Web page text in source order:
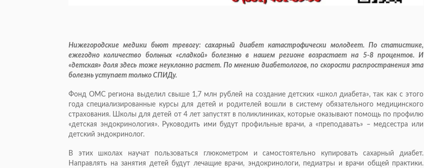
Нижегородские медики бьют тревогу: сахарный диабет катастрофически молодеет. По статистике,
ежегодно количество больных «сладкой» болезнью в нашем регионе возрастает на 5-8 процентов. И
«детская» доля здесь тоже неуклонно растет. По мнению диабетологов, по скорости распространения эта
болезнь уступает только СПИДу.
Фонд ОМС региона выделил свыше 1,7 млн рублей на создание детских «школ диабета», так как с этого
года специализированные курсы для детей и родителей вошли в систему обязательного медицинского
страхования. Школы для детей от 4 лет запустят в поликлиниках, которые оказывают помощь по профилю
«детская эндокринология». Руководить ими будут профильные врачи, а «преподавать» – медсестра или
детский эндокринолог.
В этих школах научат пользоваться глюкометром и самостоятельно купировать сахарный диабет.
Направлять на занятия детей будут лечащие врачи, эндокринологи, педиатры и врачи общей практики.